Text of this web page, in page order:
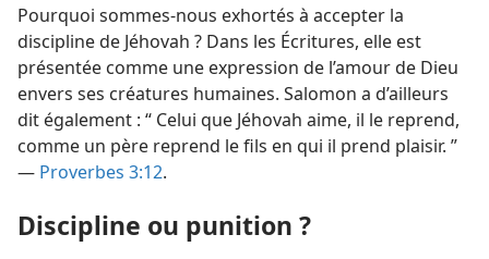
Pourquoi sommes-​nous exhortés à accepter la
discipline de Jéhovah ? Dans les Écritures, elle est
présentée comme une expression de l’amour de Dieu
envers ses créatures humaines. Salomon a d’ailleurs
dit également : “ Celui que Jéhovah aime, il le reprend,
comme un père reprend le fils en qui il prend plaisir. ”
— Proverbes 3:12.
Discipline ou punition ?